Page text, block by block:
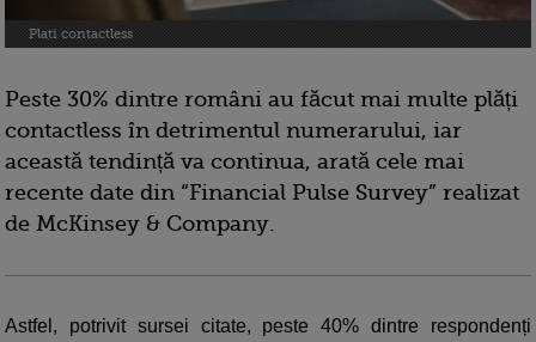
Plati contactless
Peste 30% dintre români au făcut mai multe plăți
contactless în detrimentul numerarului, iar
această tendință va continua, arată cele mai
recente date din “Financial Pulse Survey” realizat
de McKinsey & Company.
Astfel, potrivit sursei citate, peste 40% dintre respondenți